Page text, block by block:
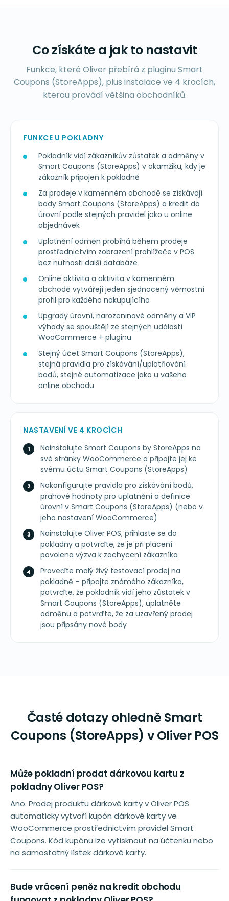
Co získáte a jak to nastavit
Funkce, které Oliver přebírá z pluginu Smart
Coupons (StoreApps), plus instalace ve 4 krocích,
kterou provádí většina obchodníků.
FUNKCE U POKLADNY
Pokladník vidí zákazníkův zůstatek a odměny v
Smart Coupons (StoreApps) v okamžiku, kdy je
zákazník připojen k pokladně
Za prodeje v kamenném obchodě se získávají
body Smart Coupons (StoreApps) a kredit do
úrovní podle stejných pravidel jako u online
objednávek
Uplatnění odměn probíhá během prodeje
prostřednictvím zobrazení prohlížeče v POS
bez nutnosti další databáze
Online aktivita a aktivita v kamenném
obchodě vytvářejí jeden sjednocený věrnostní
profil pro každého nakupujícího
Upgrady úrovní, narozeninové odměny a VIP
výhody se spouštějí ze stejných událostí
WooCommerce + pluginu
Stejný účet Smart Coupons (StoreApps),
stejná pravidla pro získávání/uplatňování
bodů, stejné automatizace jako u vašeho
online obchodu
NASTAVENÍ VE 4 KROCÍCH
Nainstalujte Smart Coupons by StoreApps na
své stránky WooCommerce a připojte jej ke
svému účtu Smart Coupons (StoreApps)
Nakonfigurujte pravidla pro získávání bodů,
prahové hodnoty pro uplatnění a definice
úrovní v Smart Coupons (StoreApps) (nebo v
jeho nastavení WooCommerce)
Nainstalujte Oliver POS, přihlaste se do
pokladny a potvrďte, že je při placení
povolena výzva k zachycení zákazníka
Proveďte malý živý testovací prodej na
pokladně – připojte známého zákazníka,
potvrďte, že pokladník vidí jeho zůstatek v
Smart Coupons (StoreApps), uplatněte
odměnu a potvrďte, že za uzavřený prodej
jsou připsány nové body
Časté dotazy ohledně Smart
Coupons (StoreApps) v Oliver POS
Může pokladní prodat dárkovou kartu z
pokladny Oliver POS?
Ano. Prodej produktu dárkové karty v Oliver POS
automaticky vytvoří kupón dárkové karty ve
WooCommerce prostřednictvím pravidel Smart
Coupons. Kód kupónu lze vytisknout na účtenku nebo
na samostatný lístek dárkové karty.
Bude vrácení peněz na kredit obchodu